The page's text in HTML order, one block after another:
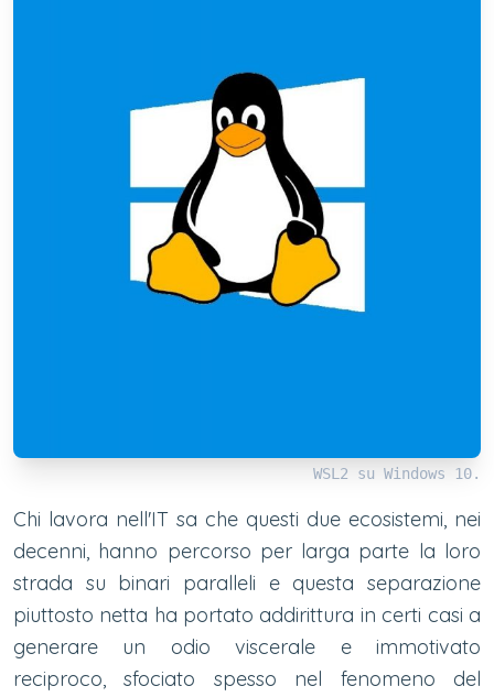
WSL2 su Windows 10.
Chi lavora nell'IT sa che questi due ecosistemi, nei
decenni, hanno percorso per larga parte la loro
strada su binari paralleli e questa separazione
piuttosto netta ha portato addirittura in certi casi a
generare un odio viscerale e immotivato
reciproco, sfociato spesso nel fenomeno del